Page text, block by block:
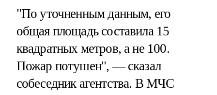
"По уточненным данным, его
общая площадь составила 15
квадратных метров, а не 100.
Пожар потушен", — сказал
собеседник агентства. В МЧС